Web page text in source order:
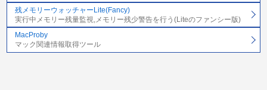
残メモリーウォッチャーLite(Fancy)
実行中メモリー残量監視,メモリー残少警告を行う(Liteのファンシー版)
MacProby
マック関連情報取得ツール